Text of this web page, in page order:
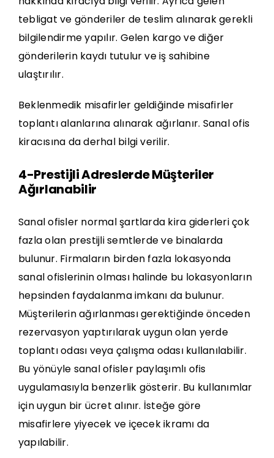
tebligat ve gönderiler de teslim alınarak gerekli
bilgilendirme yapılır. Gelen kargo ve diğer
gönderilerin kaydı tutulur ve iş sahibine
ulaştırılır.
Beklenmedik misafirler geldiğinde misafirler
toplantı alanlarına alınarak ağırlanır. Sanal ofis
kiracısına da derhal bilgi verilir.
4-Prestijli Adreslerde Müşteriler
Ağırlanabilir
Sanal ofisler normal şartlarda kira giderleri çok
fazla olan prestijli semtlerde ve binalarda
bulunur. Firmaların birden fazla lokasyonda
sanal ofislerinin olması halinde bu lokasyonların
hepsinden faydalanma imkanı da bulunur.
Müşterilerin ağırlanması gerektiğinde önceden
rezervasyon yaptırılarak uygun olan yerde
toplantı odası veya çalışma odası kullanılabilir.
Bu yönüyle sanal ofisler paylaşımlı ofis
uygulamasıyla benzerlik gösterir. Bu kullanımlar
için uygun bir ücret alınır. İsteğe göre
misafirlere yiyecek ve içecek ikramı da
yapılabilir.